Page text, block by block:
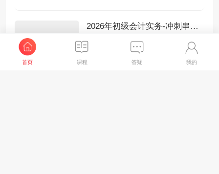
2026年初级会计实务-冲刺串讲课
首页 课程 答疑 我的